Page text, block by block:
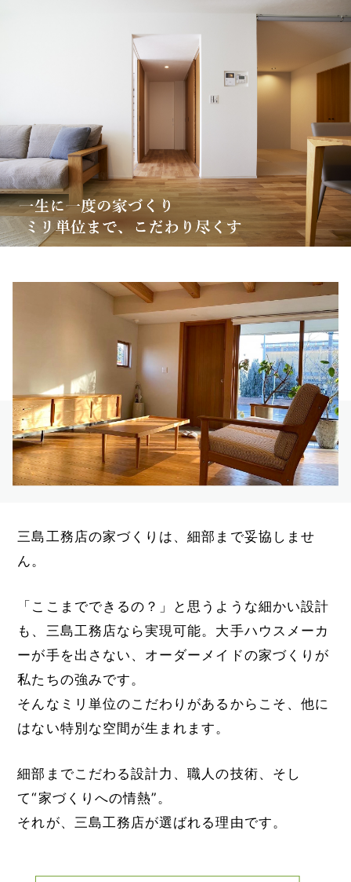
三島工務店の家づくりは、細部まで妥協しませ
ん。
「ここまでできるの？」と思うような細かい設計
も、三島工務店なら実現可能。大手ハウスメーカ
ーが手を出さない、オーダーメイドの家づくりが
私たちの強みです。
そんなミリ単位のこだわりがあるからこそ、他に
はない特別な空間が生まれます。
細部までこだわる設計力、職人の技術、そし
て“家づくりへの情熱”。
それが、三島工務店が選ばれる理由です。